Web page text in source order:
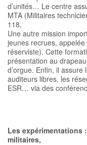
d’unités… Le centre
MTA (Militaires
118.
Une autre mission
jeunes recrues,
réserviste). Cette
présentation au
d’orgue. Enfin, il
auditeurs libres, les
ESR… via des
Les expérimentations
militaires,